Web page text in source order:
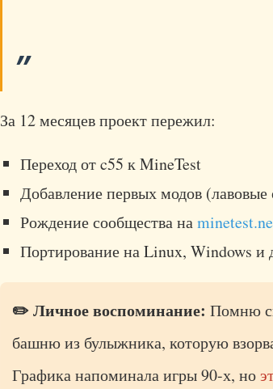
За 12 месяцев проект пережил:
Переход от c55 к MineTest
Добавление первых модов
Рождение сообщества на
Портирование на Linux, Windows и
✏️ Личное воспоминание: Помню
башню из булыжника, которую
Графика напоминала игры 90-х, но